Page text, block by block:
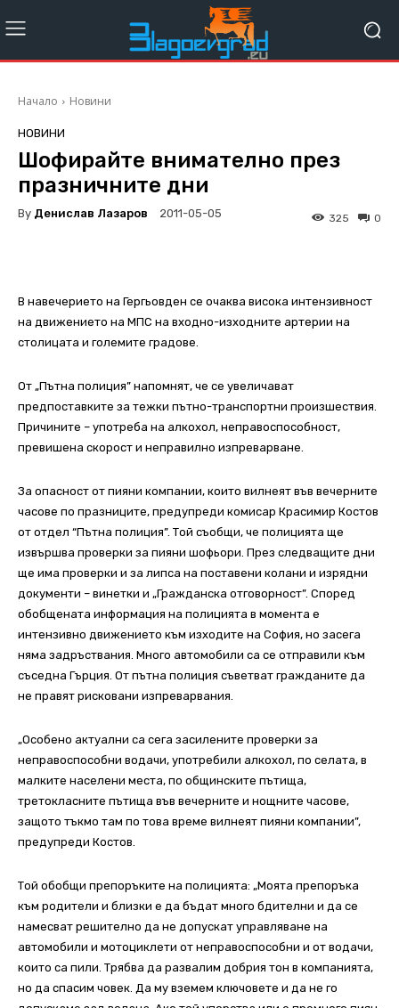
Начало Новини
НОВИНИ
Шофирайте внимателно през
празничните дни
By Денислав Лазаров 2011-05-05 0
325
В навечерието на Гергьовден се очаква висока интензивност
на движението на МПС на входно-изходните артерии на
столицата и големите градове.
От „Пътна полиция” напомнят, че се увеличават
предпоставките за тежки пътно-транспортни произшествия.
Причините – употреба на алкохол, неправоспособност,
превишена скорост и неправилно изпреварване.
За опасност от пияни компании, които вилнеят във вечерните
часове по празниците, предупреди комисар Красимир Костов
от отдел “Пътна полиция”. Той съобщи, че полицията ще
извършва проверки за пияни шофьори. През следващите дни
ще има проверки и за липса на поставени колани и изрядни
документи – винетки и „Гражданска отговорност”. Според
обобщената информация на полицията в момента е
интензивно движението към изходите на София, но засега
няма задръствания. Много автомобили са се отправили към
съседна Гърция. От пътна полиция съветват гражданите да
не правят рисковани изпреварвания.
„Особено актуални са сега засилените проверки за
неправоспособни водачи, употребили алкохол, по селата, в
малките населени места, по общинските пътища,
третокласните пътища във вечерните и нощните часове,
защото тъкмо там по това време вилнеят пияни компании”,
предупреди Костов.
Той обобщи препоръките на полицията: „Моята препоръка
към родители и близки е да бъдат много бдителни и да се
намесват решително да не допускат управляване на
автомобили и мотоциклети от неправоспособни и от водачи,
които са пили. Трябва да развалим добрия тон в компанията,
но да спасим човек. Да му вземем ключовете и да не го